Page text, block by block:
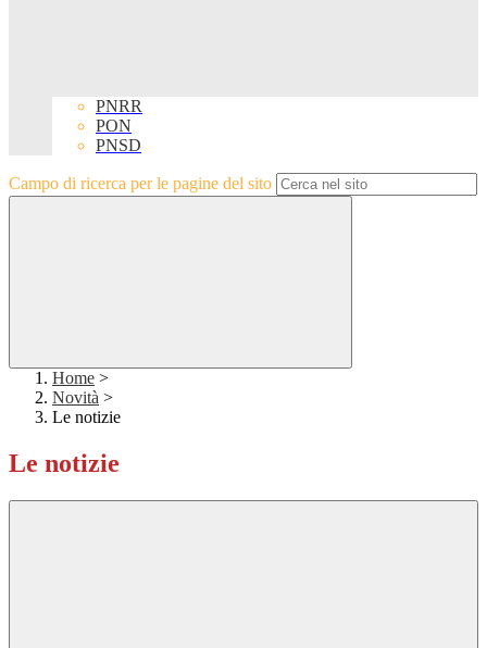
PNRR
PON
PNSD
Campo di ricerca per le pagine del sito
Home >
Novità >
Le notizie
Le notizie